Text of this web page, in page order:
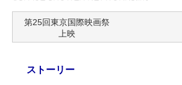
第25回東京国際映画祭
上映
ストーリー